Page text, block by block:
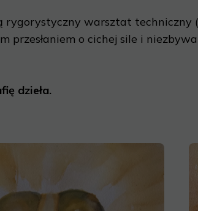
rygorystyczny warsztat
przesłaniem o cichej sile i
dzieła.